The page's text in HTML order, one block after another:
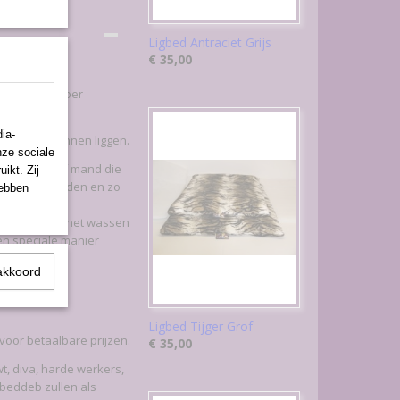
op uw vloer
op kunnen liggen.
kussen of mand die
op 60 graden en zo
en na het wassen
speciale manier
betaalbare prijzen.
diva, harde werkers,
zullen als
Ligbed Antraciet Grijs
€ 35,00
Ligbed Tijger Grof
€ 35,00
sociale
Zij